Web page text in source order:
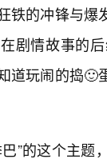
铁的冲锋与
剧情故事的
道玩闹的捣
”的这个主